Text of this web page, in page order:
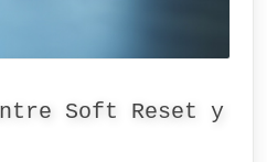
Soft Reset y